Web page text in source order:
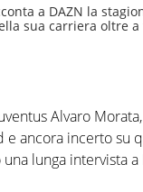
a DAZN la
sua carriera oltre
Alvaro
e ancora incerto su
lunga intervista